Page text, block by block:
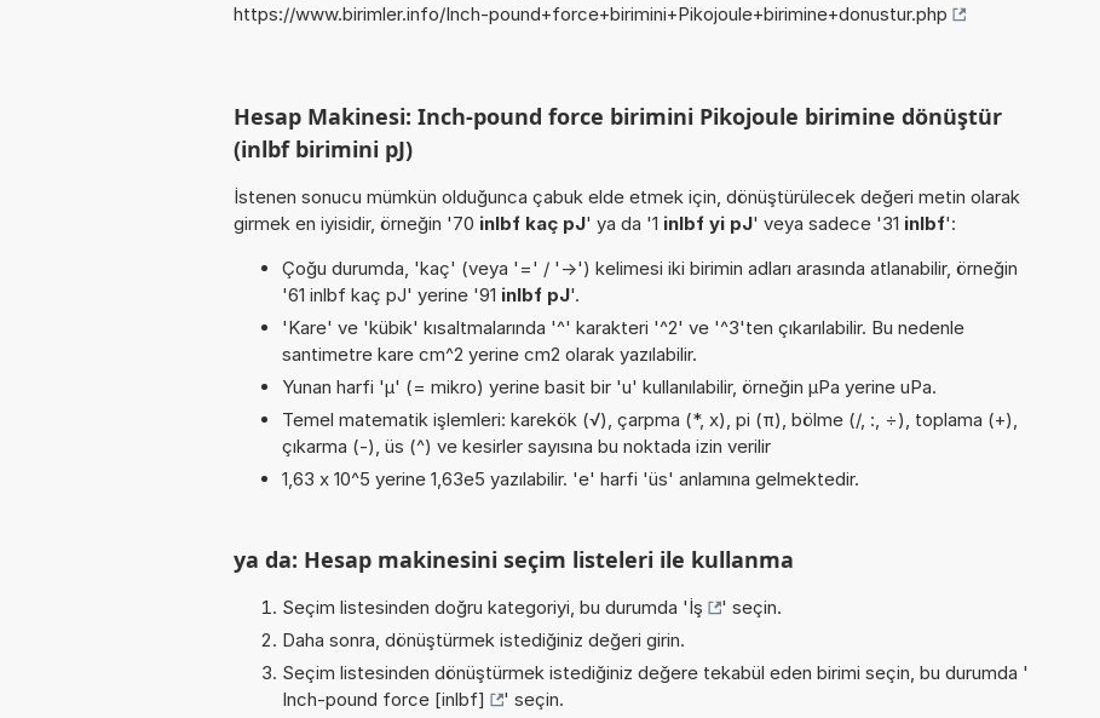
https://www.birimler.info/Inch-pound+force+birimini+Pikojoule+birimine+donustur.php
Hesap Makinesi: Inch-pound force birimini Pikojoule birimine dönüştür
(inlbf birimini pJ)
İstenen sonucu mümkün olduğunca çabuk elde etmek için, dönüştürülecek değeri metin olarak
girmek en iyisidir, örneğin '70 inlbf kaç pJ' ya da '1 inlbf yi pJ' veya sadece '31 inlbf':
Çoğu durumda, 'kaç' (veya '=' / '->') kelimesi iki birimin adları arasında atlanabilir, örneğin
'61 inlbf kaç pJ' yerine '91 inlbf pJ'.
'Kare' ve 'kübik' kısaltmalarında '^' karakteri '^2' ve '^3'ten çıkarılabilir. Bu nedenle
santimetre kare cm^2 yerine cm2 olarak yazılabilir.
Yunan harfi 'µ' (= mikro) yerine basit bir 'u' kullanılabilir, örneğin µPa yerine uPa.
Temel matematik işlemleri: karekök (√), çarpma (*, x), pi (π), bölme (/, :, ÷), toplama (+),
çıkarma (-), üs (^) ve kesirler sayısına bu noktada izin verilir
1,63 x 10^5 yerine 1,63e5 yazılabilir. 'e' harfi 'üs' anlamına gelmektedir.
ya da: Hesap makinesini seçim listeleri ile kullanma
Seçim listesinden doğru kategoriyi, bu durumda 'İş
' seçin.
Daha sonra, dönüştürmek istediğiniz değeri girin.
Seçim listesinden dönüştürmek istediğiniz değere tekabül eden birimi seçin, bu durumda '
Inch-pound force [inlbf]
' seçin.